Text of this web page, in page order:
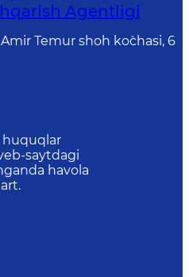
Agentligi
Temur shoh ko`chasi, 6
huquqlar
saytdagi
havola